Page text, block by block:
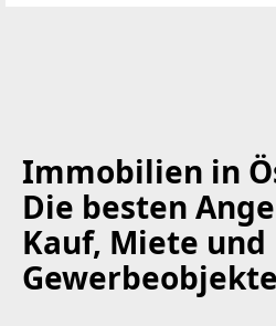
Immobilien in
Die besten
Kauf, Miete und
Gewerbeobjekte